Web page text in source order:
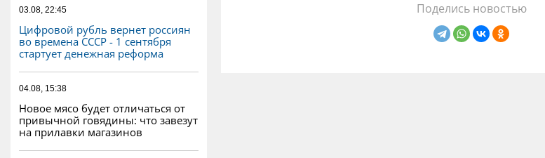
03.08, 22:45
Цифровой рубль вернет россиян
во времена СССР - 1 сентября
стартует денежная реформа
04.08, 15:38
Новое мясо будет отличаться от
привычной говядины: что завезут
на прилавки магазинов
Поделись новостью